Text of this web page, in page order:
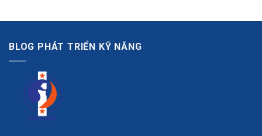
BLOG PHÁT TRIỂN KỸ NĂNG